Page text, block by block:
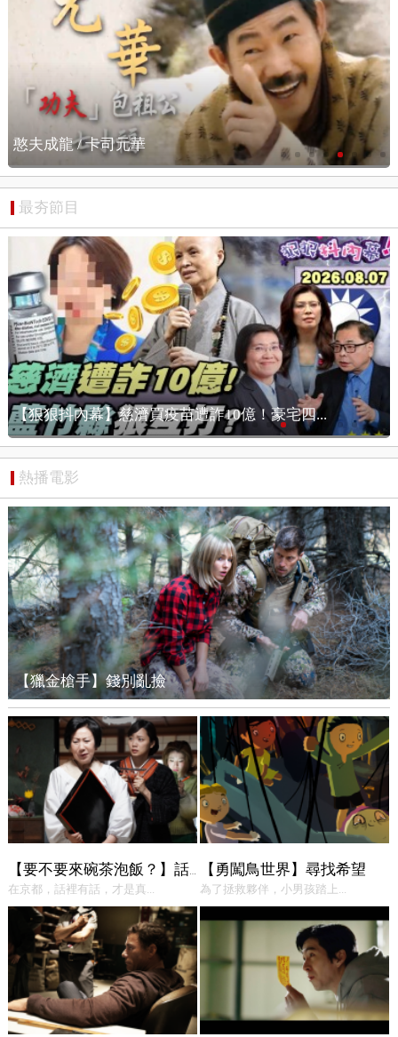
憨夫成龍 / 搶先看
最夯節目
《川普:共產主義是美國最大威脅!蘇姿丰:AMD...
熱播電影
【獵金槍手】錢別亂撿
【要不要來碗茶泡飯？】話中有話
在京都，話裡有話，才是真...
【勇闖鳥世界】尋找希望
為了拯救夥伴，小男孩踏上...